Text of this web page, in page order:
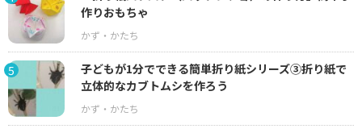
作りおもちゃ
5
子どもが1分でできる簡単折り紙シリーズ③折り紙で
立体的なカブトムシを作ろう